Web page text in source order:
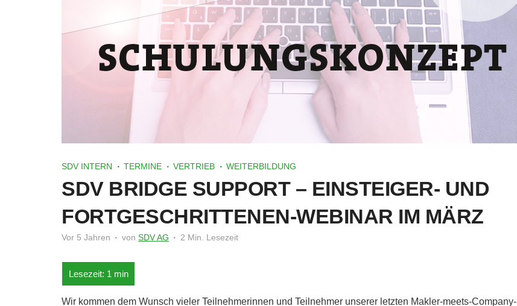
SDV INTERN TERMINE VERTRIEB WEITERBILDUNG
SDV BRIDGE SUPPORT – EINSTEIGER- UND
FORTGESCHRITTENEN-WEBINAR IM MÄRZ
Vor 5 Jahren von SDV AG 2 Min. Lesezeit
Wir kommen dem Wunsch vieler Teilnehmerinnen und Teilnehmer unserer letzten Makler-meets-Company-